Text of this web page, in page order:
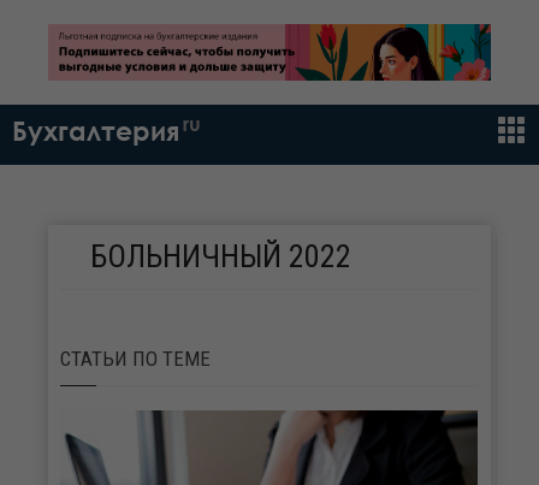
Бухгалтерия ru
БОЛЬНИЧНЫЙ 2022
СТАТЬИ ПО ТЕМЕ